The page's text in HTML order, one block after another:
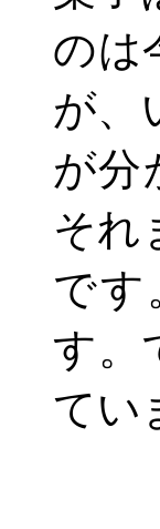
のは
が、
が分
それ
です
す。
てい